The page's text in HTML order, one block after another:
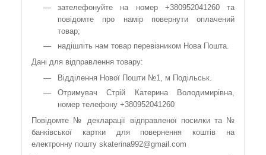
зателефонуйте на номер +380952041260 та
повідомте про намір повернути оплачений
товар;
надішліть нам товар перевізником Нова Пошта.
Дані для відправлення товару:
Відділення Нової Пошти №1, м Подільськ.
Отримувач Стрій Катерина Володимирівна,
номер телефону +380952041260
Повідомте № декларації відправленої посилки та №
банківської картки для повернення коштів на
електронну пошту skaterina992@gmail.com